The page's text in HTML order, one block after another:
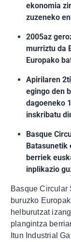
ekonomia
zuzeneko
2005az
murriztu da
Europako
Apirilaren
egingo den
dagoeneko
inskribatu
Basque
Batasunetik
berriek
inplikazio
Basque Circular
buruzko
helburutzat
plangintza
Itun Industrial